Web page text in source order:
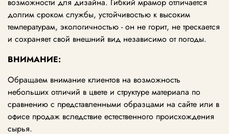
долгим сроком службы, устойчивостью к высоким
температурам, экологичностью - он не горит, не трескается
и сохраняет свой внешний вид независимо от погоды.
ВНИМАНИЕ:
Обращаем внимание клиентов на возможность
небольших отличий в цвете и структуре материала по
сравнению с представленными образцами на сайте или в
офисе продаж вследствие естественного происхождения
сырья.